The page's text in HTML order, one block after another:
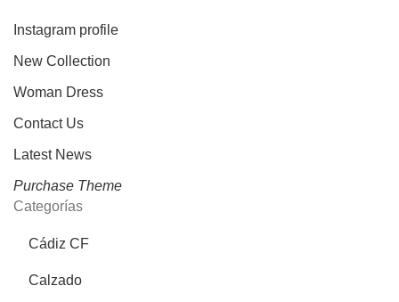
Instagram profile
New Collection
Woman Dress
Contact Us
Latest News
Purchase Theme
Categorías
Cádiz CF
Calzado